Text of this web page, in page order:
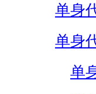
单身
单身
单